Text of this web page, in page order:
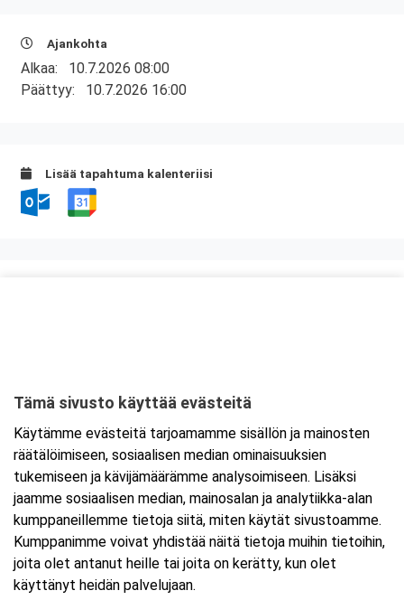
Ajankohta
Alkaa: 10.7.2026 08:00
Päättyy: 10.7.2026 16:00
Lisää tapahtuma kalenteriisi
Tarkempi kartta ja ajo-ohjeet
Tämä sivusto käyttää evästeitä
Käytämme evästeitä tarjoamamme sisällön ja mainosten
räätälöimiseen, sosiaalisen median ominaisuuksien
tukemiseen ja kävijämäärämme analysoimiseen. Lisäksi
jaamme sosiaalisen median, mainosalan ja analytiikka-alan
kumppaneillemme tietoja siitä, miten käytät sivustoamme.
Kumppanimme voivat yhdistää näitä tietoja muihin tietoihin,
joita olet antanut heille tai joita on kerätty, kun olet
käyttänyt heidän palvelujaan.